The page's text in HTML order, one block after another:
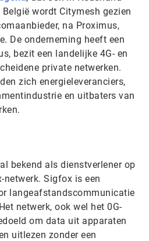
wordt Citymesh gezien
na Proximus,
De onderneming heeft een
bezit een landelijke 4G- en
private netwerken.
zich energieleveranciers,
en uitbaters van
bekend als dienstverlener op
netwerk. Sigfox is een
langeafstandscommunicatie
netwerk, ook wel het 0G-
om data uit apparaten
uitlezen zonder een